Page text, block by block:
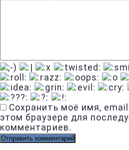
Сохранить моё имя,
этом браузере для
комментариев.